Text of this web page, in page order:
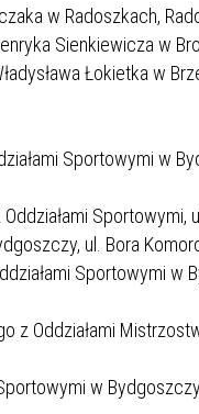
w Radoszkach,
Sienkiewicza w
Łokietka w
Sportowymi w
Sportowymi,
ul. Bora
Sportowymi w
z Oddziałami
w